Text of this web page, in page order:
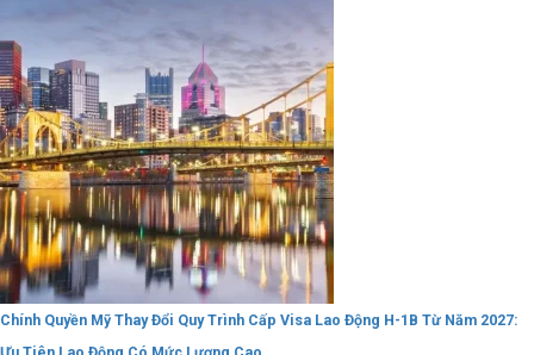
Chính Quyền Mỹ Thay Đổi Quy Trình Cấp Visa Lao Động H-1B Từ Năm 2027: